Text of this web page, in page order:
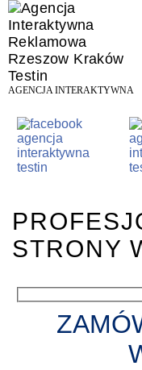
AGENCJA INTERAKTYWNA
STRONY